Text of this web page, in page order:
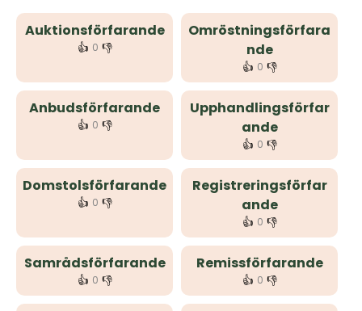
Auktionsförfarande
👍 0 👎
Omröstningsförfara
nde
👍 0 👎
Anbudsförfarande
👍 0 👎
Upphandlingsförfar
ande
👍 0 👎
Domstolsförfarande
👍 0 👎
Registreringsförfar
ande
👍 0 👎
Samrådsförfarande
👍 0 👎
Remissförfarande
👍 0 👎